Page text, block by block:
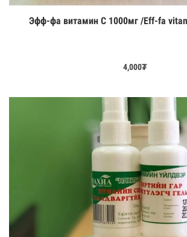
Цааш үзэх
Эфф-фа витамин С 1000мг /Eff-fa
4,000₮